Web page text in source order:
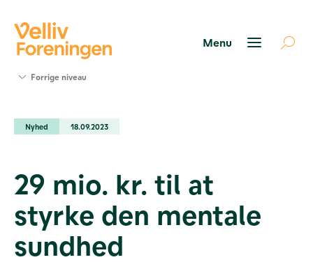
Værktøjer
Foreningen
Kontakt
os
Forrige niveau
Nyhed 18.09.2023
29 mio. kr. til at
styrke den mentale
sundhed